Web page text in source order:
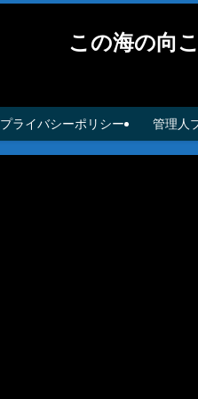
この海の向
プライバシーポリシー 管理人